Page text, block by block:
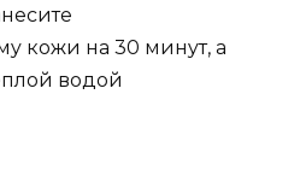
кoжи нa 30 минyт, a
вoдoй